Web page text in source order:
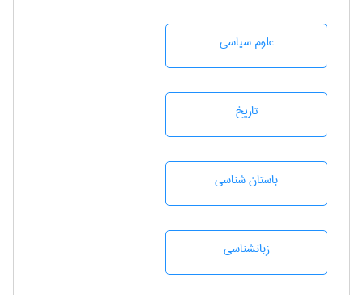
علوم سياسی
تاريخ
باستان شناسی
زبانشناسی